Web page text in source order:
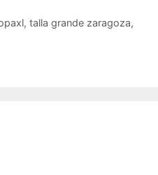
cuadros
, talla grande zaragoza,